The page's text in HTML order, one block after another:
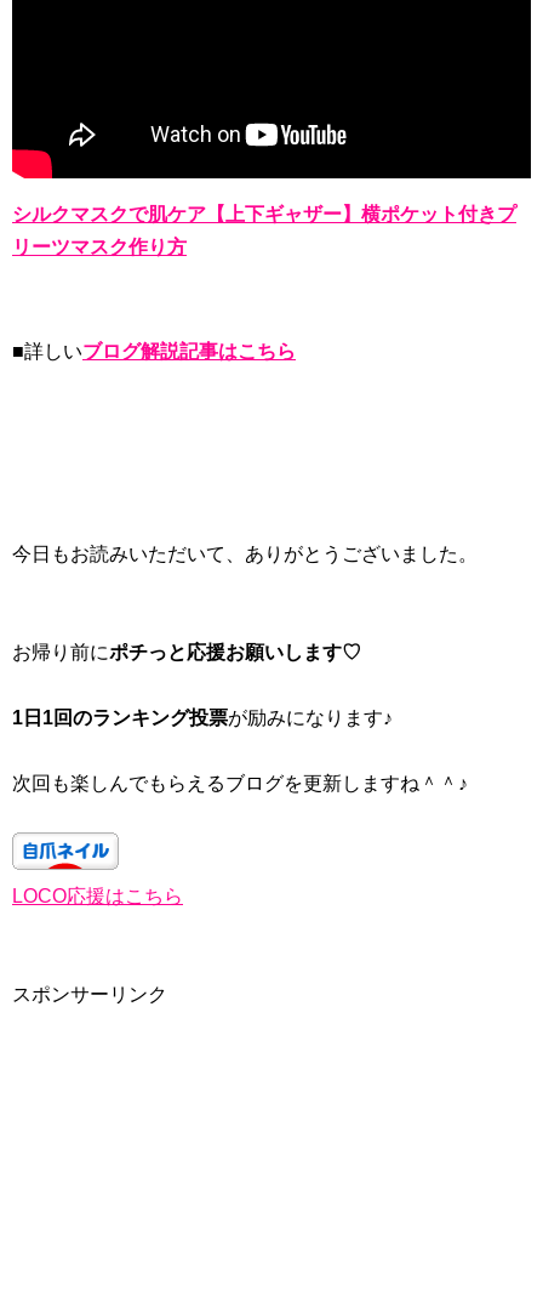
シルクマスクで肌ケア【上下ギャザー】横ポケット付きプ
リーツマスク作り方
■詳しいブログ解説記事はこちら
今日もお読みいただいて、ありがとうございました。
お帰り前にポチっと応援お願いします♡
1日1回のランキング投票が励みになります♪
次回も楽しんでもらえるブログを更新しますね＾＾♪
LOCO応援はこちら
スポンサーリンク